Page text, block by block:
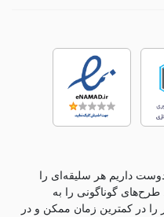
داریم هر سلیقه‌ای را
طرح‌های گوناگونی را به
را در کمترین زمان ممکن و در